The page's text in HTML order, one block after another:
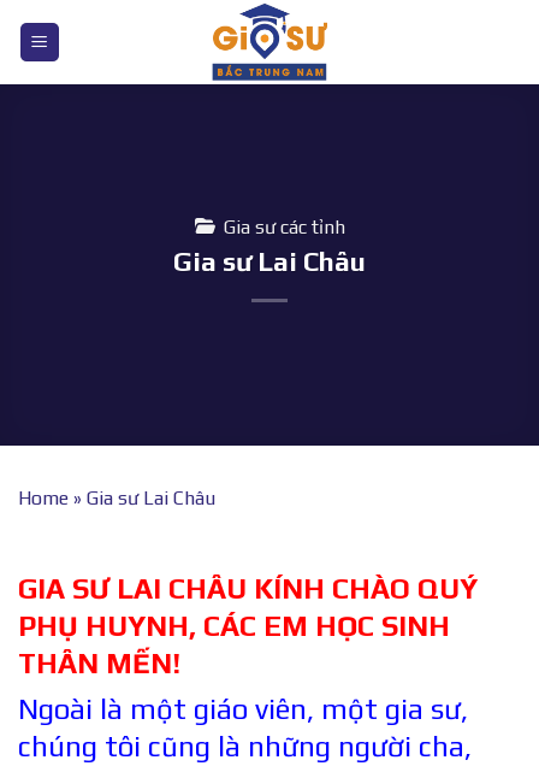
nội
Gia sư các tỉnh
Gia sư Lai Châu
Home » Gia sư Lai Châu
GIA SƯ LAI CHÂU KÍNH CHÀO QUÝ
PHỤ HUYNH, CÁC EM HỌC SINH
THÂN MẾN!
Ngoài là một giáo viên, một gia sư,
chúng tôi cũng là những người cha,